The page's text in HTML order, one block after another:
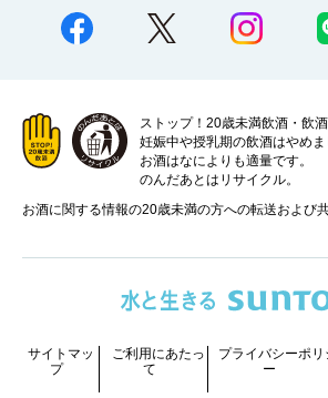
ストップ！20歳未満飲酒・飲酒
妊娠中や授乳期の飲酒はやめま
お酒はなによりも適量です。
のんだあとはリサイクル。
お酒に関する情報の20歳未満の方への転送および
サイトマッ
プ
ご利用にあたっ
て
プライバシーポリ
ー